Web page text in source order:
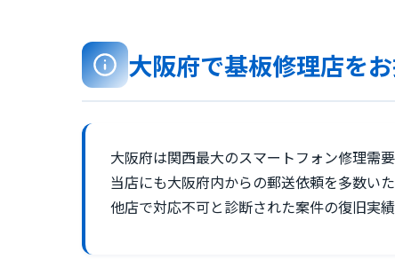
大阪府で基板修理店を
大阪府は関西最大のスマートフォン修理需
当店にも大阪府内からの郵送依頼を多数い
他店で対応不可と診断された案件の復旧実績